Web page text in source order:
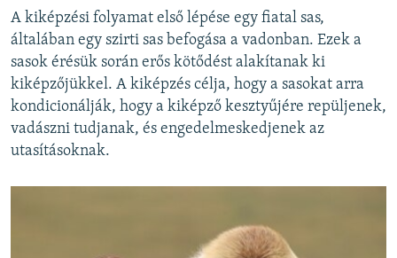
A kiképzési folyamat első lépése egy fiatal sas,
általában egy szirti sas befogása a vadonban. Ezek a
sasok érésük során erős kötődést alakítanak ki
kiképzőjükkel. A kiképzés célja, hogy a sasokat arra
kondicionálják, hogy a kiképző kesztyűjére repüljenek,
vadászni tudjanak, és engedelmeskedjenek az
utasításoknak.